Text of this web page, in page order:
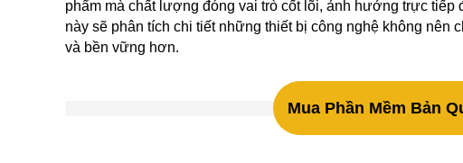
phẩm mà chất lượng đóng vai trò cốt lõi, ảnh hưởng trực
này sẽ phân tích chi tiết những thiết bị công nghệ không nên
và bền vững hơn.
Mua Phần Mềm Bản